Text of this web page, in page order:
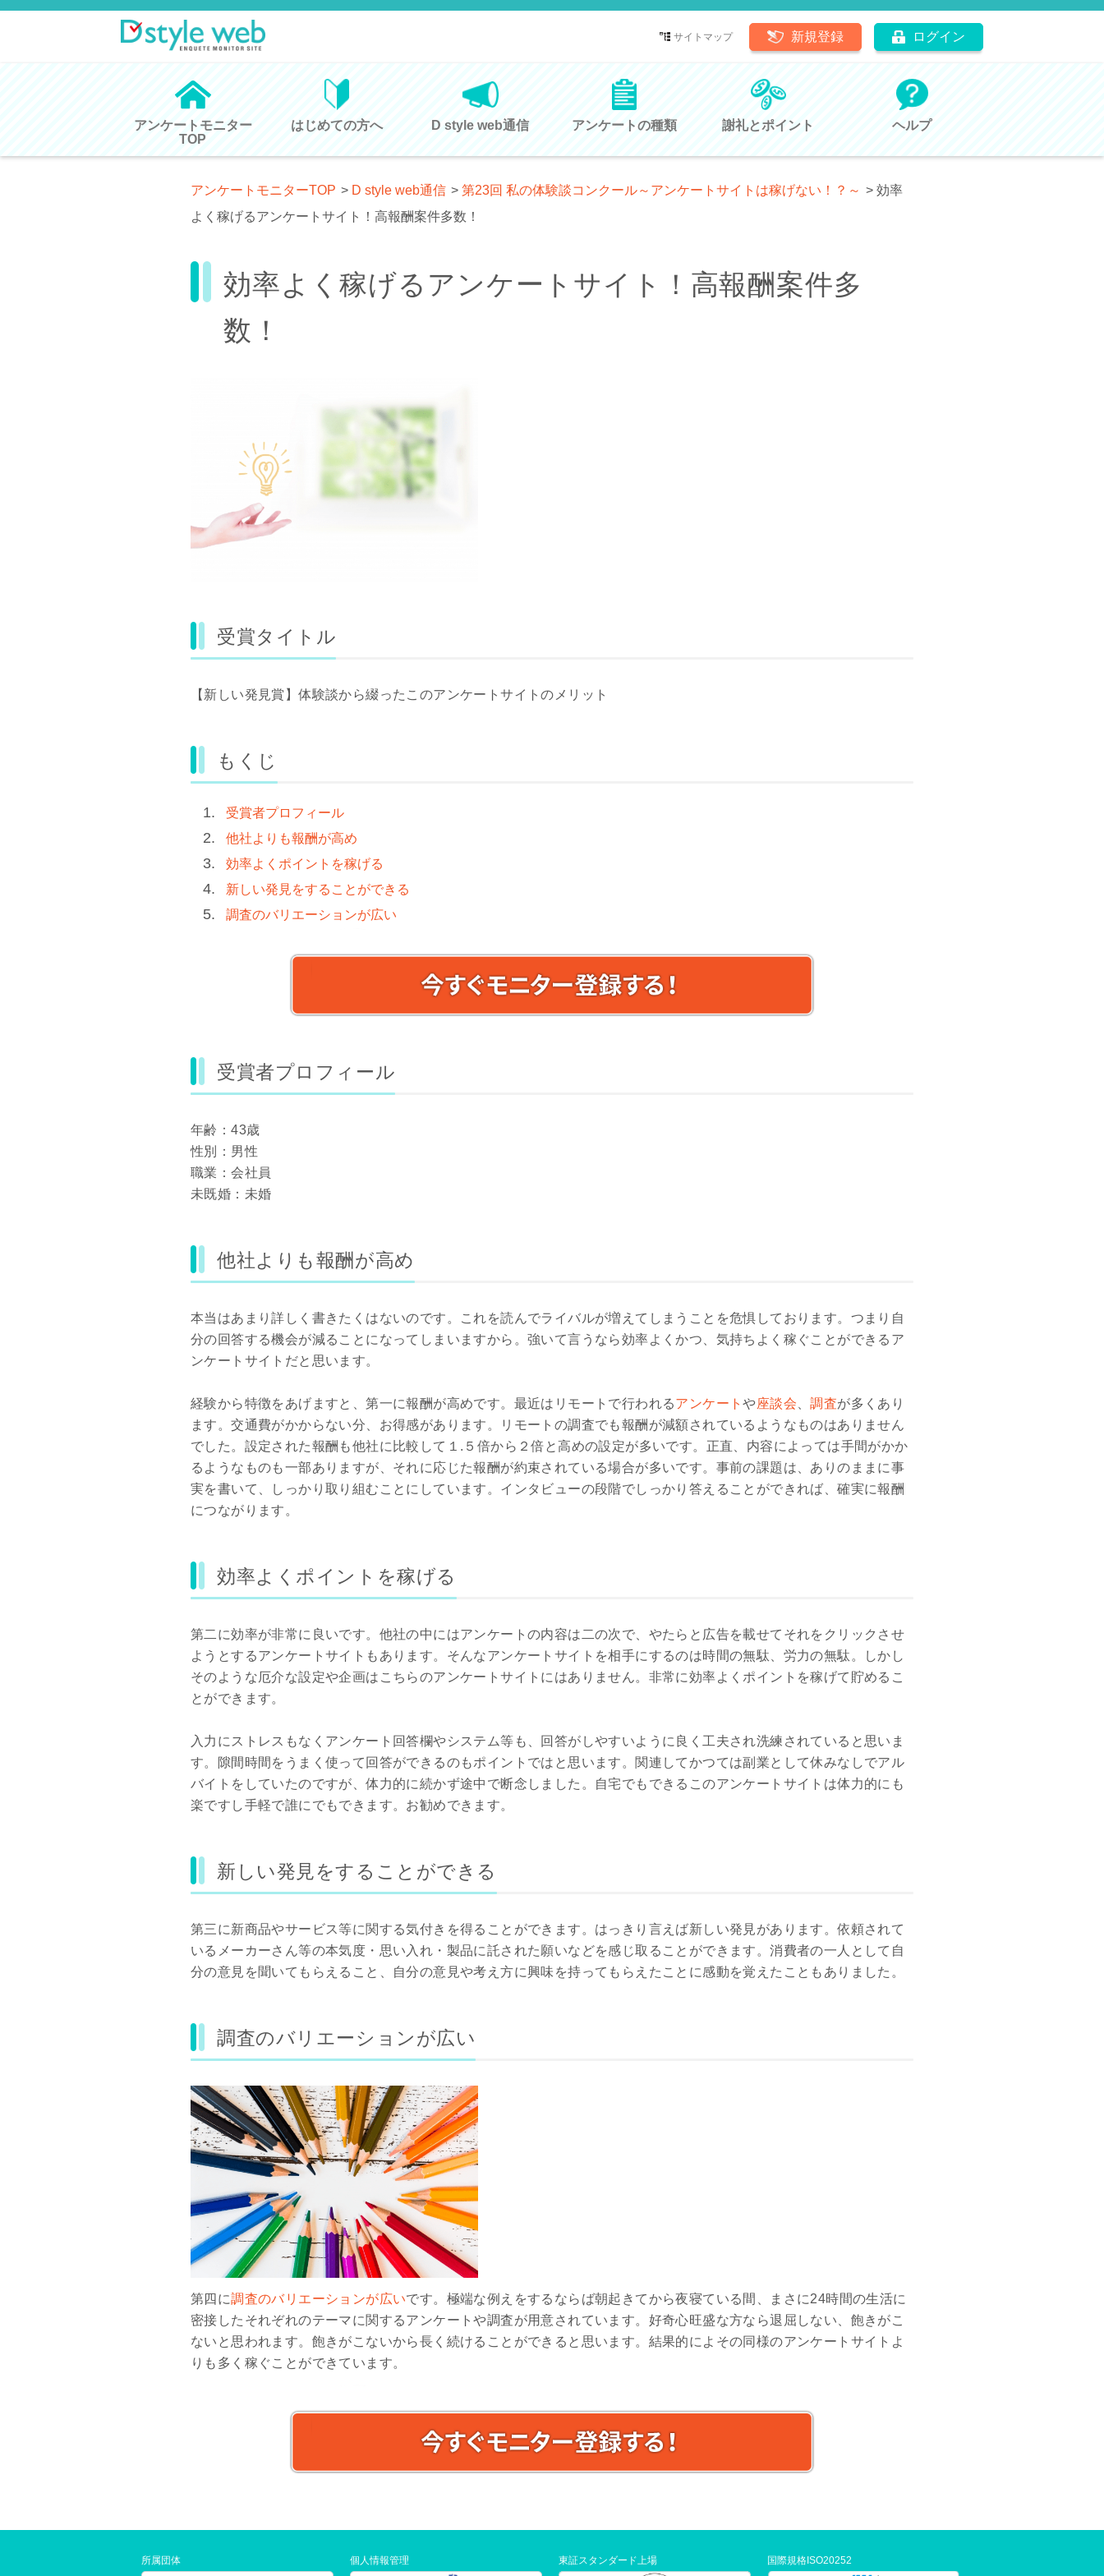
サイトマップ 新規登録 ログイン
アンケートモニター
TOP
はじめての方へ D style web通信 アンケートの種類 謝礼とポイント ヘルプ
アンケートモニターTOP > D style web通信 > 第23回 私の体験談コンクール～アンケートサイトは稼げない！？～ > 効率
よく稼げるアンケートサイト！高報酬案件多数！
効率よく稼げるアンケートサイト！高報酬案件多
数！
受賞タイトル
【新しい発見賞】体験談から綴ったこのアンケートサイトのメリット
もくじ
受賞者プロフィール
他社よりも報酬が高め
効率よくポイントを稼げる
新しい発見をすることができる
調査のバリエーションが広い
受賞者プロフィール
年齢：43歳
性別：男性
職業：会社員
未既婚：未婚
他社よりも報酬が高め
本当はあまり詳しく書きたくはないのです。これを読んでライバルが増えてしまうことを危惧しております。つまり自
分の回答する機会が減ることになってしまいますから。強いて言うなら効率よくかつ、気持ちよく稼ぐことができるア
ンケートサイトだと思います。
経験から特徴をあげますと、第一に報酬が高めです。最近はリモートで行われるアンケートや座談会、調査が多くあり
ます。交通費がかからない分、お得感があります。リモートの調査でも報酬が減額されているようなものはありません
でした。設定された報酬も他社に比較して１.５倍から２倍と高めの設定が多いです。正直、内容によっては手間がかか
るようなものも一部ありますが、それに応じた報酬が約束されている場合が多いです。事前の課題は、ありのままに事
実を書いて、しっかり取り組むことにしています。インタビューの段階でしっかり答えることができれば、確実に報酬
につながります。
効率よくポイントを稼げる
第二に効率が非常に良いです。他社の中にはアンケートの内容は二の次で、やたらと広告を載せてそれをクリックさせ
ようとするアンケートサイトもあります。そんなアンケートサイトを相手にするのは時間の無駄、労力の無駄。しかし
そのような厄介な設定や企画はこちらのアンケートサイトにはありません。非常に効率よくポイントを稼げて貯めるこ
とができます。
入力にストレスもなくアンケート回答欄やシステム等も、回答がしやすいように良く工夫され洗練されていると思いま
す。隙間時間をうまく使って回答ができるのもポイントではと思います。関連してかつては副業として休みなしでアル
バイトをしていたのですが、体力的に続かず途中で断念しました。自宅でもできるこのアンケートサイトは体力的にも
楽ですし手軽で誰にでもできます。お勧めできます。
新しい発見をすることができる
第三に新商品やサービス等に関する気付きを得ることができます。はっきり言えば新しい発見があります。依頼されて
いるメーカーさん等の本気度・思い入れ・製品に託された願いなどを感じ取ることができます。消費者の一人として自
分の意見を聞いてもらえること、自分の意見や考え方に興味を持ってもらえたことに感動を覚えたこともありました。
調査のバリエーションが広い
第四に調査のバリエーションが広いです。極端な例えをするならば朝起きてから夜寝ている間、まさに24時間の生活に
密接したそれぞれのテーマに関するアンケートや調査が用意されています。好奇心旺盛な方なら退屈しない、飽きがこ
ないと思われます。飽きがこないから長く続けることができると思います。結果的によその同様のアンケートサイトよ
りも多く稼ぐことができています。
所属団体 個人情報管理 東証スタンダード上場 国際規格ISO20252